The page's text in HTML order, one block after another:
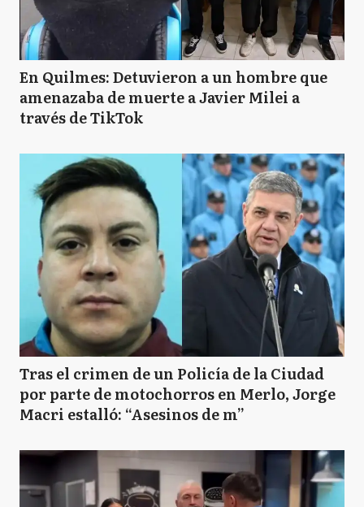
En Quilmes: Detuvieron a un hombre que
amenazaba de muerte a Javier Milei a
través de TikTok
Tras el crimen de un Policía de la Ciudad
por parte de motochorros en Merlo, Jorge
Macri estalló: “Asesinos de m”